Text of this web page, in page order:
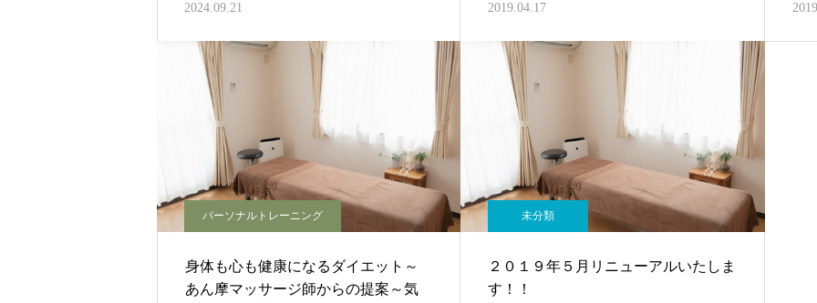
2024.09.21 2019.04.17
パーソナルトレーニング
身体も心も健康になるダイエット～
あん摩マッサージ師からの提案～気
未分類
２０１９年５月リニューアルいたしま
す！！